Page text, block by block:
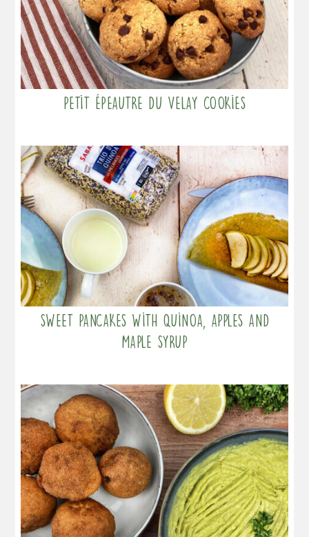
Petit Épeautre du Velay cookies
Sweet pancakes with quinoa, apples and
maple syrup